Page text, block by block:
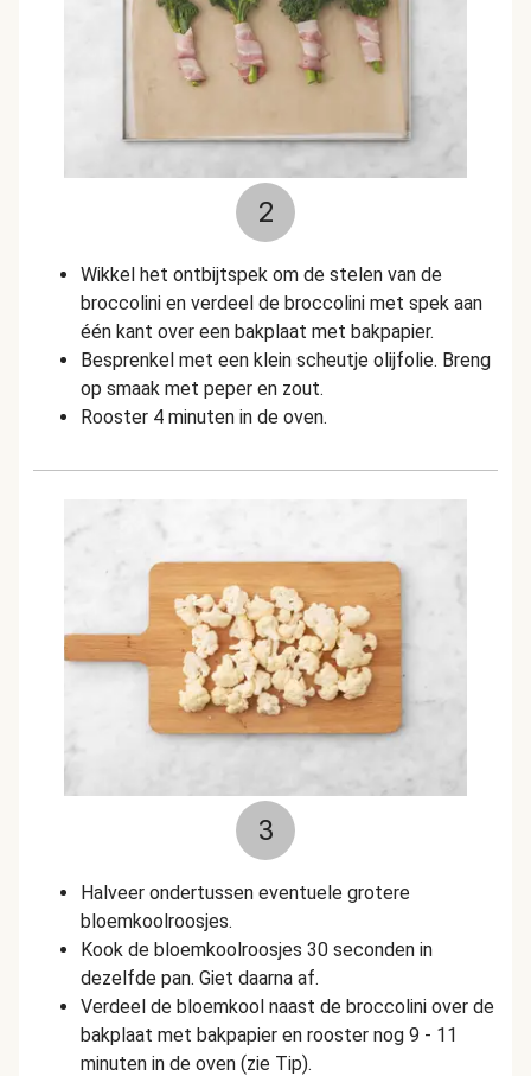
2
Wikkel het ontbijtspek om de stelen van de
broccolini en verdeel de broccolini met spek aan
één kant over een bakplaat met bakpapier.
Besprenkel met een klein scheutje olijfolie. Breng
op smaak met peper en zout.
Rooster 4 minuten in de oven.
3
Halveer ondertussen eventuele grotere
bloemkoolroosjes.
Kook de bloemkoolroosjes 30 seconden in
dezelfde pan. Giet daarna af.
Verdeel de bloemkool naast de broccolini over de
bakplaat met bakpapier en rooster nog 9 - 11
minuten in de oven (zie Tip).